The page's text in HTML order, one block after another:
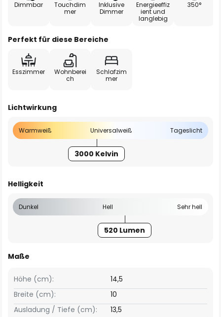
Dimmbar
Touchdim
mer
Inklusive
Dimmer
Energieeffiz
ient und
langlebig
350°
Perfekt für diese Bereiche
Esszimmer
Wohnberei
ch
Schlafzim
mer
Lichtwirkung
Warmweiß Universalweiß Tageslicht
3000 Kelvin
Helligkeit
Dunkel Hell Sehr hell
520 Lumen
Maße
Breite (cm): 10
Höhe (cm): 14,5
Ausladung / Tiefe (cm): 13,5